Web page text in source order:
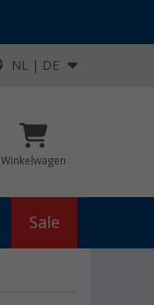
NL | DE
Winkelwagen
Sale